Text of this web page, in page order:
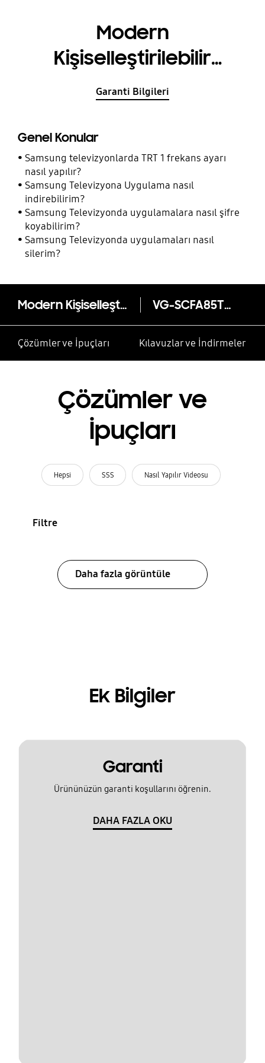
Modern
Kişiselleştirilebilir
Çerçeve (21/22 The
Garanti Bilgileri
Genel Konular
Samsung televizyonlarda TRT 1 frekans ayarı
nasıl yapılır?
Samsung Televizyona Uygulama nasıl
indirebilirim?
Samsung Televizyonda uygulamalara nasıl şifre
koyabilirim?
Samsung Televizyonda uygulamaları nasıl
silerim?
Modern Kişiselleştirilebilir Çerçeve (21/22 The Frame TV) VG-SCFA85TKB
Çözümler ve İpuçları Kılavuzlar ve İndirmeler
Çözümler ve
İpuçları
Hepsi SSS Nasıl Yapılır Videosu
Filtre
Daha fazla görüntüle
Ek Bilgiler
Garanti
Ürününüzün garanti koşullarını öğrenin.
DAHA FAZLA OKU